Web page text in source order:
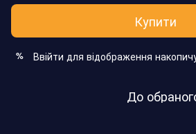
Купити
% Ввійти для відображення
До